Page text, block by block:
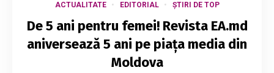
ACTUALITATE EDITORIAL ȘTIRI DE TOP
De 5 ani pentru femei! Revista EA.md
aniversează 5 ani pe piața media din
Moldova